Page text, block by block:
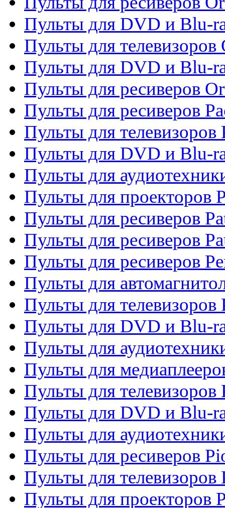
Пульты для DVD и Blu-
Пульты для телевизоров
Пульты для DVD и Blu-
Пульты для ресиверов
Пульты для ресиверов
Пульты для телевизоров
Пульты для DVD и Blu-
Пульты для
Пульты для проекторов
Пульты для ресиверов
Пульты для ресиверов
Пульты для ресиверов
Пульты для
Пульты для телевизоров
Пульты для DVD и Blu-
Пульты для
Пульты для
Пульты для телевизоров
Пульты для DVD и Blu-
Пульты для
Пульты для ресиверов
Пульты для телевизоров
Пульты для проекторов